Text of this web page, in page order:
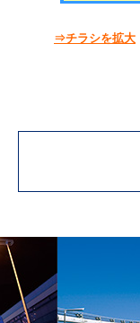
⇒チラシを拡大